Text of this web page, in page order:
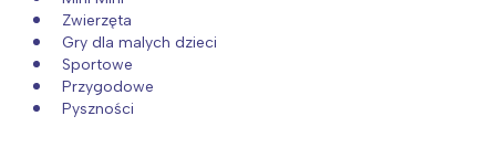
Zwierzęta
Gry dla malych dzieci
Sportowe
Przygodowe
Pyszności
Interesują mnie wydarzenia z